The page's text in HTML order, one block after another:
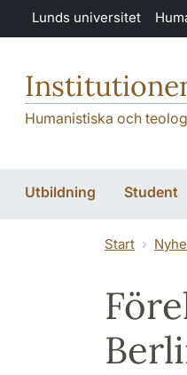
Hoppa till huvudinnehåll
Lunds universitet
Humanistiska och
Utbildning Student
Start